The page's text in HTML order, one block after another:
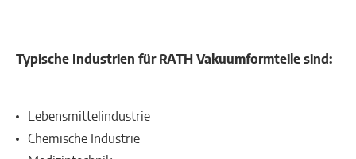
Typische Industrien für RATH Vakuumformteile sind:
Lebensmittelindustrie
Chemische Industrie